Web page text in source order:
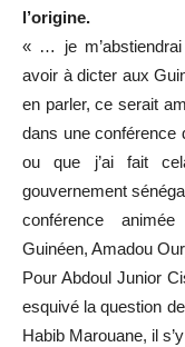
l’origine.
« … je
avoir à dicter aux
en parler, ce serait
dans une conférence
ou que j’ai fait
gouvernement
conférence
Guinéen, Amadou
Pour Abdoul Junior
esquivé la question
Habib Marouane, il